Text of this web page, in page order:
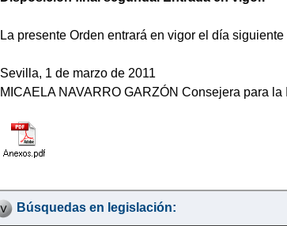
La presente Orden entrará en vigor el día
Sevilla, 1 de marzo de 2011
MICAELA NAVARRO GARZÓN Consejera para la
Búsquedas en legislación: